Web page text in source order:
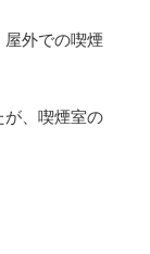
外での喫煙
が、喫煙室の